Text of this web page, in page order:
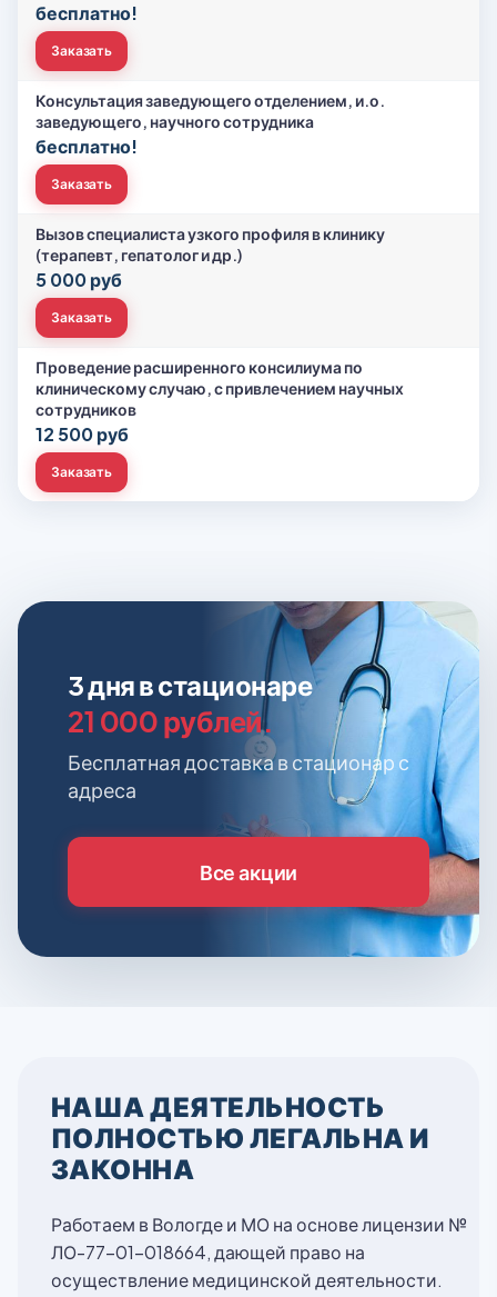
бесплатно!
Заказать
Консультация заведующего отделением, и.о.
заведующего, научного сотрудника
бесплатно!
Заказать
Вызов специалиста узкого профиля в клинику
(терапевт, гепатолог и др.)
5 000 руб
Заказать
Проведение расширенного консилиума по
клиническому случаю, с привлечением научных
сотрудников
12 500 руб
Заказать
3 дня в стационаре
21 000 рублей.
Бесплатная доставка в стационар с
адреса
Все акции
НАША ДЕЯТЕЛЬНОСТЬ
ПОЛНОСТЬЮ ЛЕГАЛЬНА И
ЗАКОННА
Работаем в Вологде и МО на основе лицензии №
ЛО-77-01-018664, дающей право на
осуществление медицинской деятельности.